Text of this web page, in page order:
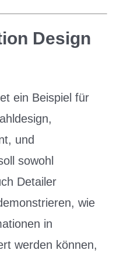
Design
ein Beispiel für
und
sowohl
Detailer
wie
in
werden können,